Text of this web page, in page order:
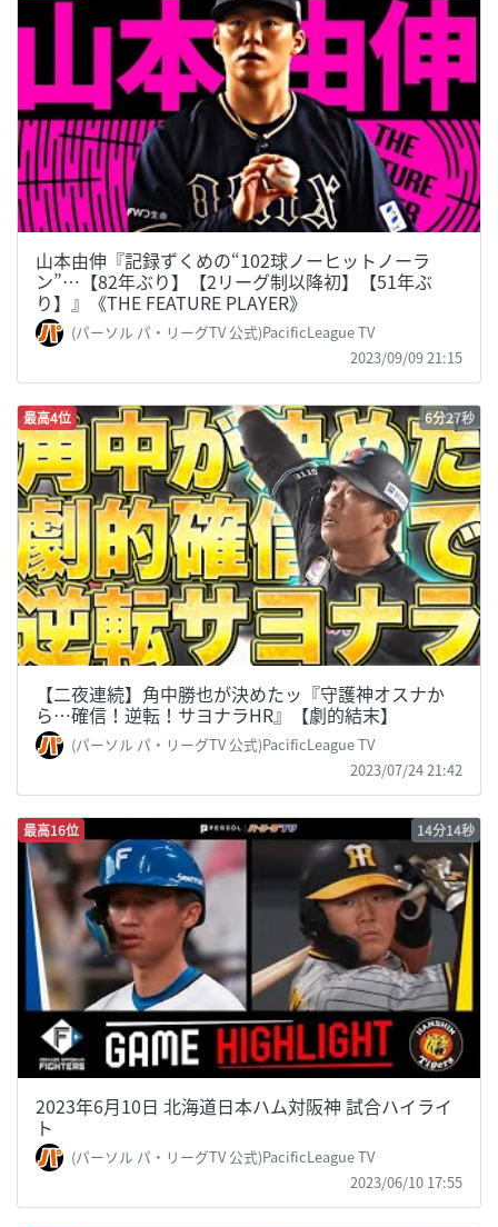
山本由伸『記録ずくめの“102球ノーヒットノーラ
ン”…【82年ぶり】【2リーグ制以降初】【51年ぶ
り】』《THE FEATURE PLAYER》
(パーソル パ・リーグTV 公式)PacificLeague TV
2023/09/09 21:15
最高4位 6分27秒
【二夜連続】角中勝也が決めたッ『守護神オスナか
ら…確信！逆転！サヨナラHR』【劇的結末】
(パーソル パ・リーグTV 公式)PacificLeague TV
2023/07/24 21:42
最高16位 14分14秒
2023年6月10日 北海道日本ハム対阪神 試合ハイライ
ト
(パーソル パ・リーグTV 公式)PacificLeague TV
2023/06/10 17:55